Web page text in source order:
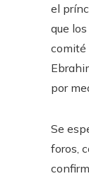
el
que
comité
por
Se
foros,